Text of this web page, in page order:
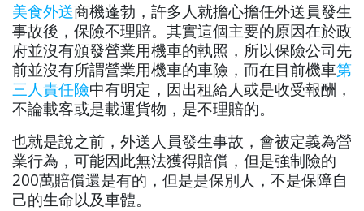
美食外送商機蓬勃，許多人就擔心擔任外送員發生
事故後，保險不理賠。其實這個主要的原因在於政
府並沒有頒發營業用機車的執照，所以保險公司先
前並沒有所謂營業用機車的車險，而在目前機車第
三人責任險中有明定，因出租給人或是收受報酬，
不論載客或是載運貨物，是不理賠的。
也就是說之前，外送人員發生事故，會被定義為營
業行為，可能因此無法獲得賠償，但是強制險的
200萬賠償還是有的，但是是保別人，不是保障自
己的生命以及車體。